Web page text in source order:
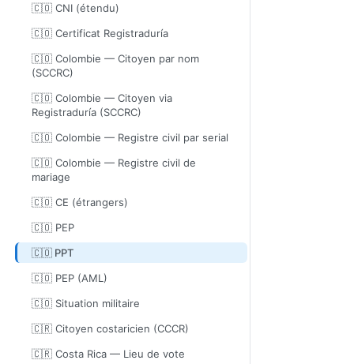
🇨🇴 CNI (étendu)
🇨🇴 Certificat Registraduría
🇨🇴 Colombie — Citoyen par nom
(SCCRC)
🇨🇴 Colombie — Citoyen via
Registraduría (SCCRC)
🇨🇴 Colombie — Registre civil par serial
🇨🇴 Colombie — Registre civil de
mariage
🇨🇴 CE (étrangers)
🇨🇴 PEP
🇨🇴 PPT
🇨🇴 PEP (AML)
🇨🇴 Situation militaire
🇨🇷 Citoyen costaricien (CCCR)
🇨🇷 Costa Rica — Lieu de vote